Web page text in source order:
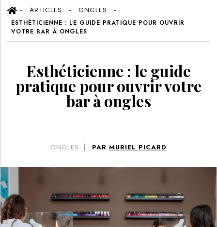
ARTICLES ONGLES
ESTHÉTICIENNE : LE GUIDE PRATIQUE POUR OUVRIR
VOTRE BAR À ONGLES
Esthéticienne : le guide
pratique pour ouvrir votre
bar à ongles
ONGLES PAR MURIEL PICARD